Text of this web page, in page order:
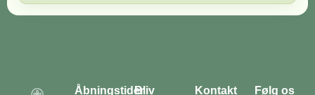
ÅbningstiderBliv
Kontakt Følg os